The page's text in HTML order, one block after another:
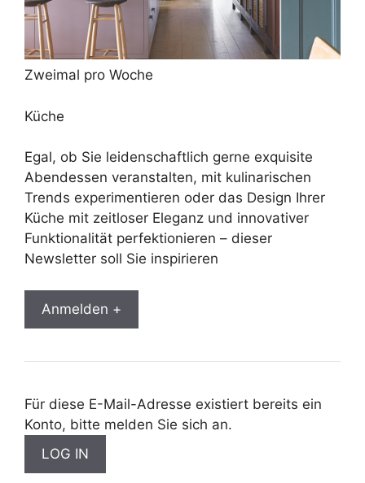
Zweimal pro Woche
Küche
Egal, ob Sie leidenschaftlich gerne exquisite
Abendessen veranstalten, mit kulinarischen
Trends experimentieren oder das Design Ihrer
Küche mit zeitloser Eleganz und innovativer
Funktionalität perfektionieren – dieser
Newsletter soll Sie inspirieren
Anmelden +
Für diese E-Mail-Adresse existiert bereits ein
Konto, bitte melden Sie sich an.